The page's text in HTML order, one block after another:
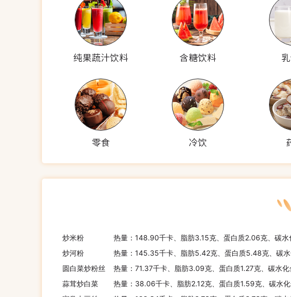
纯果蔬汁饮料 含糖饮料
零食 冷饮
炒米粉 热量：148.90千卡、脂肪3.15克、蛋白质2.06克、碳
炒河粉
热量：145.35千卡、脂肪5.42克、蛋白质5.48克、碳
圆白菜炒粉丝
热量：71.37千卡、脂肪3.09克、蛋白质1.27克、碳水
蒜茸炒白菜
热量：38.06千卡、脂肪2.12克、蛋白质1.59克、碳水